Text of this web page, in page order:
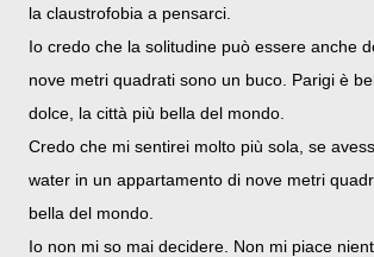
la claustrofobia a pensarci.
Io credo che la solitudine può essere anche
nove metri quadrati sono un buco. Parigi è
dolce, la città più bella del mondo.
Credo che mi sentirei molto più sola, se
water in un appartamento di nove metri
bella del mondo.
Io non mi so mai decidere. Non mi piace